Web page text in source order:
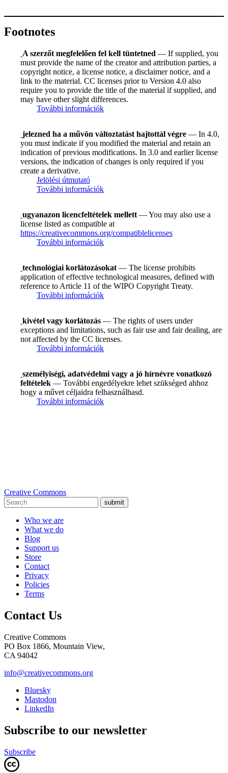
Footnotes
A szerzőt megfelelően fel kell tüntetned — If supplied, you
must provide the name of the creator and attribution parties, a
copyright notice, a license notice, a disclaimer notice, and a
link to the material. CC licenses prior to Version 4.0 also
require you to provide the title of the material if supplied, and
may have other slight differences.
További információk
jelezned ha a művön változtatást hajtottál végre — In 4.0,
you must indicate if you modified the material and retain an
indication of previous modifications. In 3.0 and earlier license
versions, the indication of changes is only required if you
create a derivative.
Jelölési útmutató
További információk
ugyanazon licencfeltételek mellett — You may also use a
license listed as compatible at
https://creativecommons.org/compatiblelicenses
További információk
technológiai korlátozásokat — The license prohibits
application of effective technological measures, defined with
reference to Article 11 of the WIPO Copyright Treaty.
További információk
kivétel vagy korlátozás — The rights of users under
exceptions and limitations, such as fair use and fair dealing, are
not affected by the CC licenses.
További információk
személyiségi, adatvédelmi vagy a jó hírnévre vonatkozó
feltételek — További engedélyekre lehet szükséged ahhoz
hogy a művet céljaidra felhasználhasd.
További információk
Creative Commons
submit
Who we are
What we do
Blog
Support us
Store
Contact
Privacy
Policies
Terms
Contact Us
Creative Commons
PO Box 1866, Mountain View,
CA 94042
info@creativecommons.org
Bluesky
Mastodon
LinkedIn
Subscribe to our newsletter
Subscribe